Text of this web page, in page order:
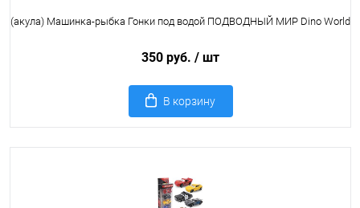
(акула) Машинка-рыбка Гонки под водой ПОДВОДНЫЙ МИР Dino World
350 руб. / шт
В корзину